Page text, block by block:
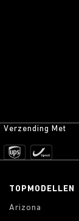
Verzending Met
TOPMODELLEN
Arizona